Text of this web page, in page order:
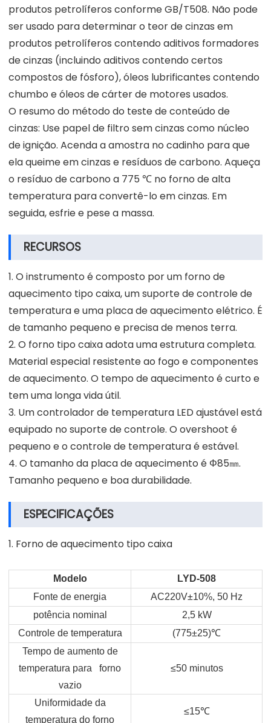
produtos petrolíferos conforme GB/T508. Não pode
ser usado para determinar o teor de cinzas em
produtos petrolíferos contendo aditivos formadores
de cinzas (incluindo aditivos contendo certos
compostos de fósforo), óleos lubrificantes contendo
chumbo e óleos de cárter de motores usados.
O resumo do método do teste de conteúdo de
cinzas: Use papel de filtro sem cinzas como núcleo
de ignição. Acenda a amostra no cadinho para que
ela queime em cinzas e resíduos de carbono. Aqueça
o resíduo de carbono a 775 ℃ no forno de alta
temperatura para convertê-lo em cinzas. Em
seguida, esfrie e pese a massa.
RECURSOS
1. O instrumento é composto por um forno de
aquecimento tipo caixa, um suporte de controle de
temperatura e uma placa de aquecimento elétrico. É
de tamanho pequeno e precisa de menos terra.
2. O forno tipo caixa adota uma estrutura completa.
Material especial resistente ao fogo e componentes
de aquecimento. O tempo de aquecimento é curto e
tem uma longa vida útil.
3. Um controlador de temperatura LED ajustável está
equipado no suporte de controle. O overshoot é
pequeno e o controle de temperatura é estável.
4. O tamanho da placa de aquecimento é Φ85㎜.
Tamanho pequeno e boa durabilidade.
ESPECIFICAÇÕES
1. Forno de aquecimento tipo caixa
Modelo
LYD-508
Fonte de energia
AC220V±10%, 50 Hz
potência nominal
2,5 kW
Controle de temperatura
(775±25)℃
Tempo de aumento de
temperatura para forno
vazio
≤50 minutos
Uniformidade da
temperatura do forno
≤15℃